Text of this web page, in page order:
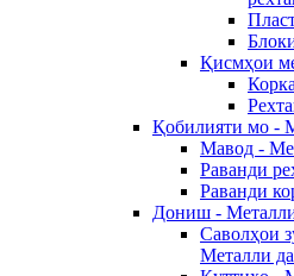
Қисмҳои
Қобилияти мо -
Мавод -
Раванди
Раванди
Дониш -
Саволҳои
Металли